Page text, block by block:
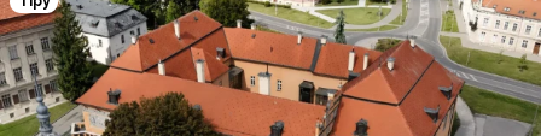
i na historický jarmark.